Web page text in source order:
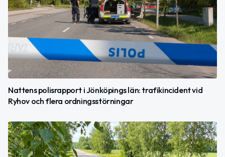
Nattens polisrapport i Jönköpings län: trafikincident vid
Ryhov och flera ordningsstörningar